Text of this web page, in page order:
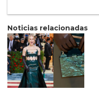
Noticias relacionadas